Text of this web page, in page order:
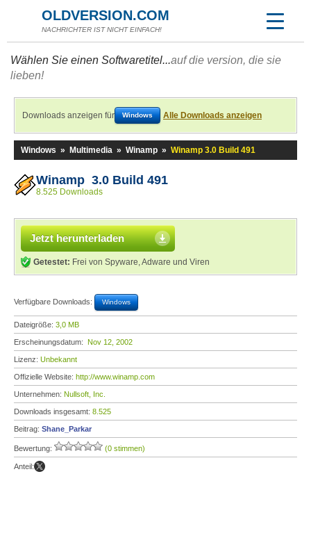
OLDVERSION.COM
NACHRICHTER IST NICHT EINFACH!
Wählen Sie einen Softwaretitel...auf die version, die sie
lieben!
Downloads anzeigen für Windows Alle Downloads anzeigen
Windows » Multimedia » Winamp » Winamp 3.0 Build 491
Winamp 3.0 Build 491
8.525 Downloads
Jetzt herunterladen
Getestet: Frei von Spyware, Adware und Viren
Verfügbare Downloads: Windows
Dateigröße: 3,0 MB
Erscheinungsdatum: Nov 12, 2002
Lizenz: Unbekannt
Offizielle Website: http://www.winamp.com
Unternehmen: Nullsoft, Inc.
Downloads insgesamt: 8.525
Beitrag: Shane_Parkar
Bewertung: (0 stimmen)
Anteil: